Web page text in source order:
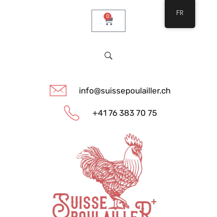
0
info@suissepoulailler.ch
+41 76 383 70 75
FR